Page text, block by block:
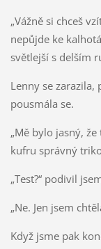
„Vážně si chceš
nepůjde ke
světlejší s delším
Lenny se zarazila,
pousmála se.
„Mě bylo jasný,
kufru správný
„Test?“ podivil
„Ne. Jen jsem
Když jsme pak